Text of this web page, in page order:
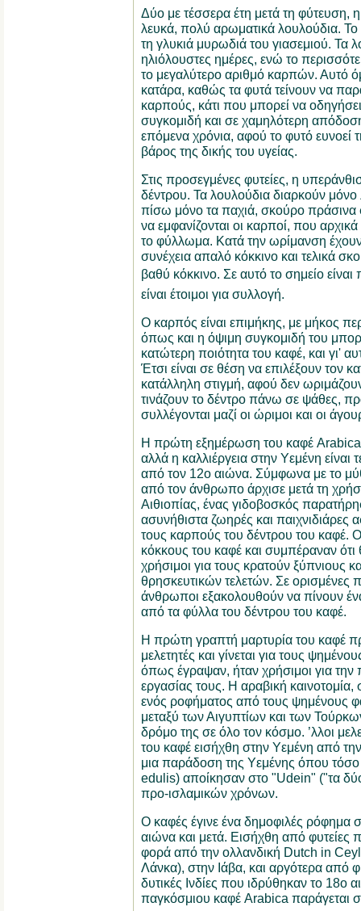
Δύο με τέσσερα έτη μετά τη φύτευση,
λευκά, πολύ αρωματικά λουλούδια.
τη γλυκιά μυρωδιά του γιασεμιού. Τα
ηλιόλουστες ημέρες, ενώ το
το μεγαλύτερο αριθμό καρπών. Αυτό
κατάρα, καθώς τα φυτά τείνουν να
καρπούς, κάτι που μπορεί να
συγκομιδή και σε χαμηλότερη
επόμενα χρόνια, αφού το φυτό
βάρος της δικής του υγείας.
Στις προσεγμένες φυτείες, η
δέντρου. Τα λουλούδια διαρκούν μόνο
πίσω μόνο τα παχιά, σκούρο πράσινα
να εμφανίζονται οι καρποί, που
το φύλλωμα. Κατά την ωρίμανση
συνέχεια απαλό κόκκινο και τελικά
βαθύ κόκκινο. Σε αυτό το σημείο είναι
είναι έτοιμοι για συλλογή.
Ο καρπός είναι επιμήκης, με μήκος
όπως και η όψιμη συγκομιδή του
κατώτερη ποιότητα του καφέ, και γι'
Έτσι είναι σε θέση να επιλέξουν τον
κατάλληλη στιγμή, αφού δεν
τινάζουν το δέντρο πάνω σε ψάθες,
συλλέγονται μαζί οι ώριμοι και οι
Η πρώτη εξημέρωση του καφέ Arabica
αλλά η καλλιέργεια στην Υεμένη είναι
από τον 12ο αιώνα. Σύμφωνα με το
από τον άνθρωπο άρχισε μετά τη
Αιθιοπίας, ένας γιδοβοσκός
ασυνήθιστα ζωηρές και παιχνιδιάρες
τους καρπούς του δέντρου του καφέ.
κόκκους του καφέ και συμπέραναν
χρήσιμοι για τους κρατούν ξύπνιους
θρησκευτικών τελετών. Σε ορισμένες
άνθρωποι εξακολουθούν να πίνουν
από τα φύλλα του δέντρου του καφέ.
Η πρώτη γραπτή μαρτυρία του καφέ
μελετητές και γίνεται για τους
όπως έγραψαν, ήταν χρήσιμοι για
εργασίας τους. Η αραβική
ενός ροφήματος από τους ψημένους
μεταξύ των Αιγυπτίων και των
δρόμο της σε όλο τον κόσμο. ’λλοι
του καφέ εισήχθη στην Υεμένη από
μια παράδοση της Υεμένης όπου
edulis) αποίκησαν στο "Udein" ("τα
προ-ισλαμικών χρόνων.
Ο καφές έγινε ένα δημοφιλές
αιώνα και μετά. Εισήχθη από φυτείες
φορά από την ολλανδική Dutch in
Λάνκα), στην Ιάβα, και αργότερα από
δυτικές Ινδίες που ιδρύθηκαν το 18ο
παγκόσμιου καφέ Arabica παράγεται